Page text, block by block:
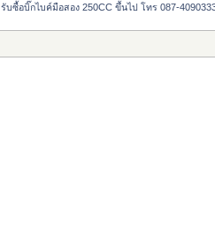
รับซื้อบิ๊กไบค์มือสอง 250CC ขึ้นไป โทร 087-